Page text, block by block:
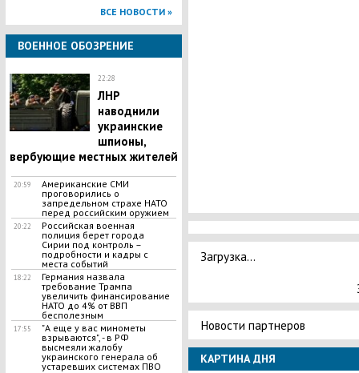
ВСЕ НОВОСТИ »
ВОЕННОЕ ОБОЗРЕНИЕ
22:28
ЛНР
наводнили
украинские
шпионы,
вербующие местных жителей
20:59
Американские СМИ
проговорились о
запредельном страхе НАТО
перед российским оружием
20:22
Российская военная
полиция берет города
Сирии под контроль –
подробности и кадры с
места событий
18:22
Германия назвала
требование Трампа
увеличить финансирование
НАТО до 4% от ВВП
бесполезным
17:55
"А еще у вас минометы
взрываются", - в РФ
высмеяли жалобу
украинского генерала об
устаревших системах ПВО
Загрузка...
Новости партнеров
КАРТИНА ДНЯ